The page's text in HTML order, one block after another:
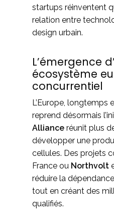
startups réinventent
relation entre
design urbain.
L’émergence
écosystème
concurrentiel
L’Europe, longtemps
reprend désormais
Alliance réunit plus
développer une
cellules. Des projets
France ou Northvolt
réduire la
tout en créant des
qualifiés.